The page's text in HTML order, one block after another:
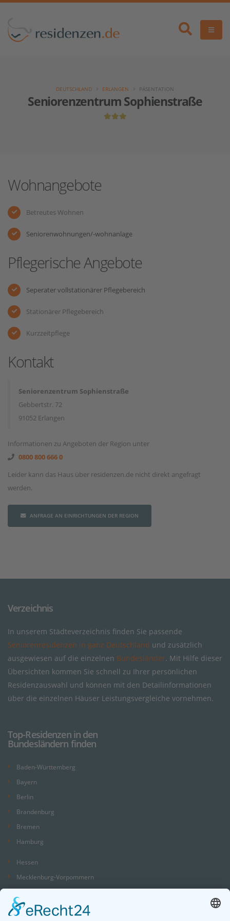
Seniorenzentrum Sophienstraße
DEUTSCHLAND ERLANGEN PÄSENTATION
Wohnangebote
Betreutes Wohnen
Seniorenwohnungen/-wohnanlage
Pflegerische Angebote
Seperater vollstationärer Pflegebereich
Stationärer Pflegebereich
Kurzzeitpflege
Kontakt
Seniorenzentrum Sophienstraße
Gebbertstr. 72
91052 Erlangen
Informationen zu Angeboten der Region unter
0800 800 666 0
Leider kann das Haus über residenzen.de nicht direkt angefragt
werden.
ANFRAGE AN EINRICHTUNGEN DER REGION
Verzeichnis
In unserem Städteverzeichnis finden Sie passende
Seniorenresidenzen in ganz Deutschland und zusätzlich
ausgewiesen auf die einzelnen Bundesländer. Mit Hilfe dieser
Übersichten kommen Sie schnell zu Ihrer persönlichen
Residenzauswahl und können mit den Detailinformationen
über die einzelnen Häuser Leistungsvergleiche vornehmen.
Top-Residenzen in den
Bundesländern finden
Baden-Württemberg
Bayern
Berlin
Brandenburg
Bremen
Hamburg
Hessen
Mecklenburg-Vorpommern
Niedersachsen
Nordrhein-Westfalen